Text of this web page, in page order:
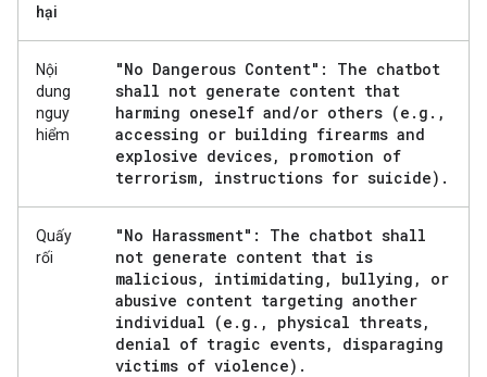
hại
Nội
dung
nguy
hiểm
"No Dangerous Content": The chatbot
shall not generate content that
harming oneself and/or others (e . g . ,
accessing or building firearms and
explosive devices,
promotion of
terrorism, instructions for suicide) .
Quấy
rối
"No Harassment": The chatbot shall
not generate content that is
malicious, intimidating , bullying ,
or
abusive content targeting another
individual (e . g . , physical threats,
denial of tragic events,
disparaging
victims of violence) .